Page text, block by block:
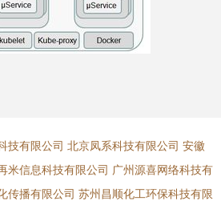
技有限公司 北京凤系科技有限公司 安徽
米信息科技有限公司 广州源喜网络科技有
传播有限公司 苏州昌顺化工环保科技有限